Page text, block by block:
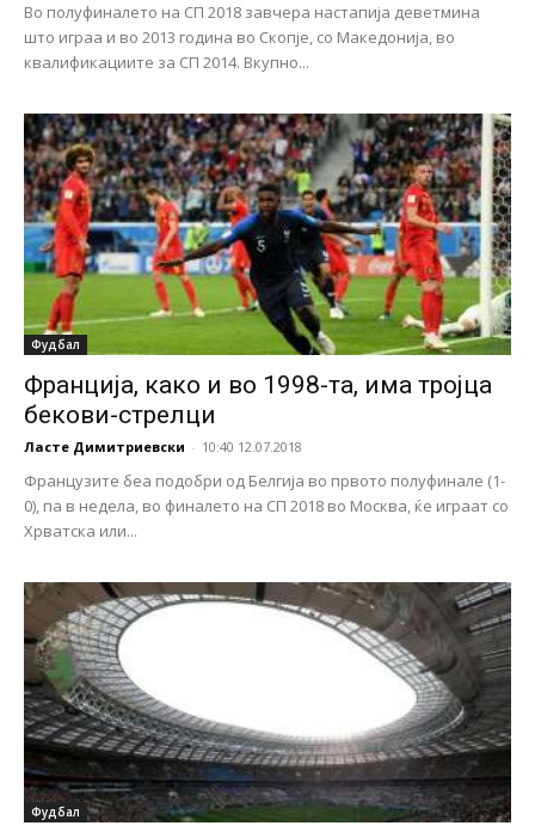
Во полуфиналето на СП 2018 завчера настапија деветмина
што играа и во 2013 година во Скопје, со Македонија, во
квалификациите за СП 2014. Вкупно...
Фудбал
Франција, како и во 1998-та, има тројца
бекови-стрелци
Ласте Димитриевски - 10:40 12.07.2018
Французите беа подобри од Белгија во првото полуфинале (1-
0), па в недела, во финалето на СП 2018 во Москва, ќе играат со
Хрватска или...
Фудбал